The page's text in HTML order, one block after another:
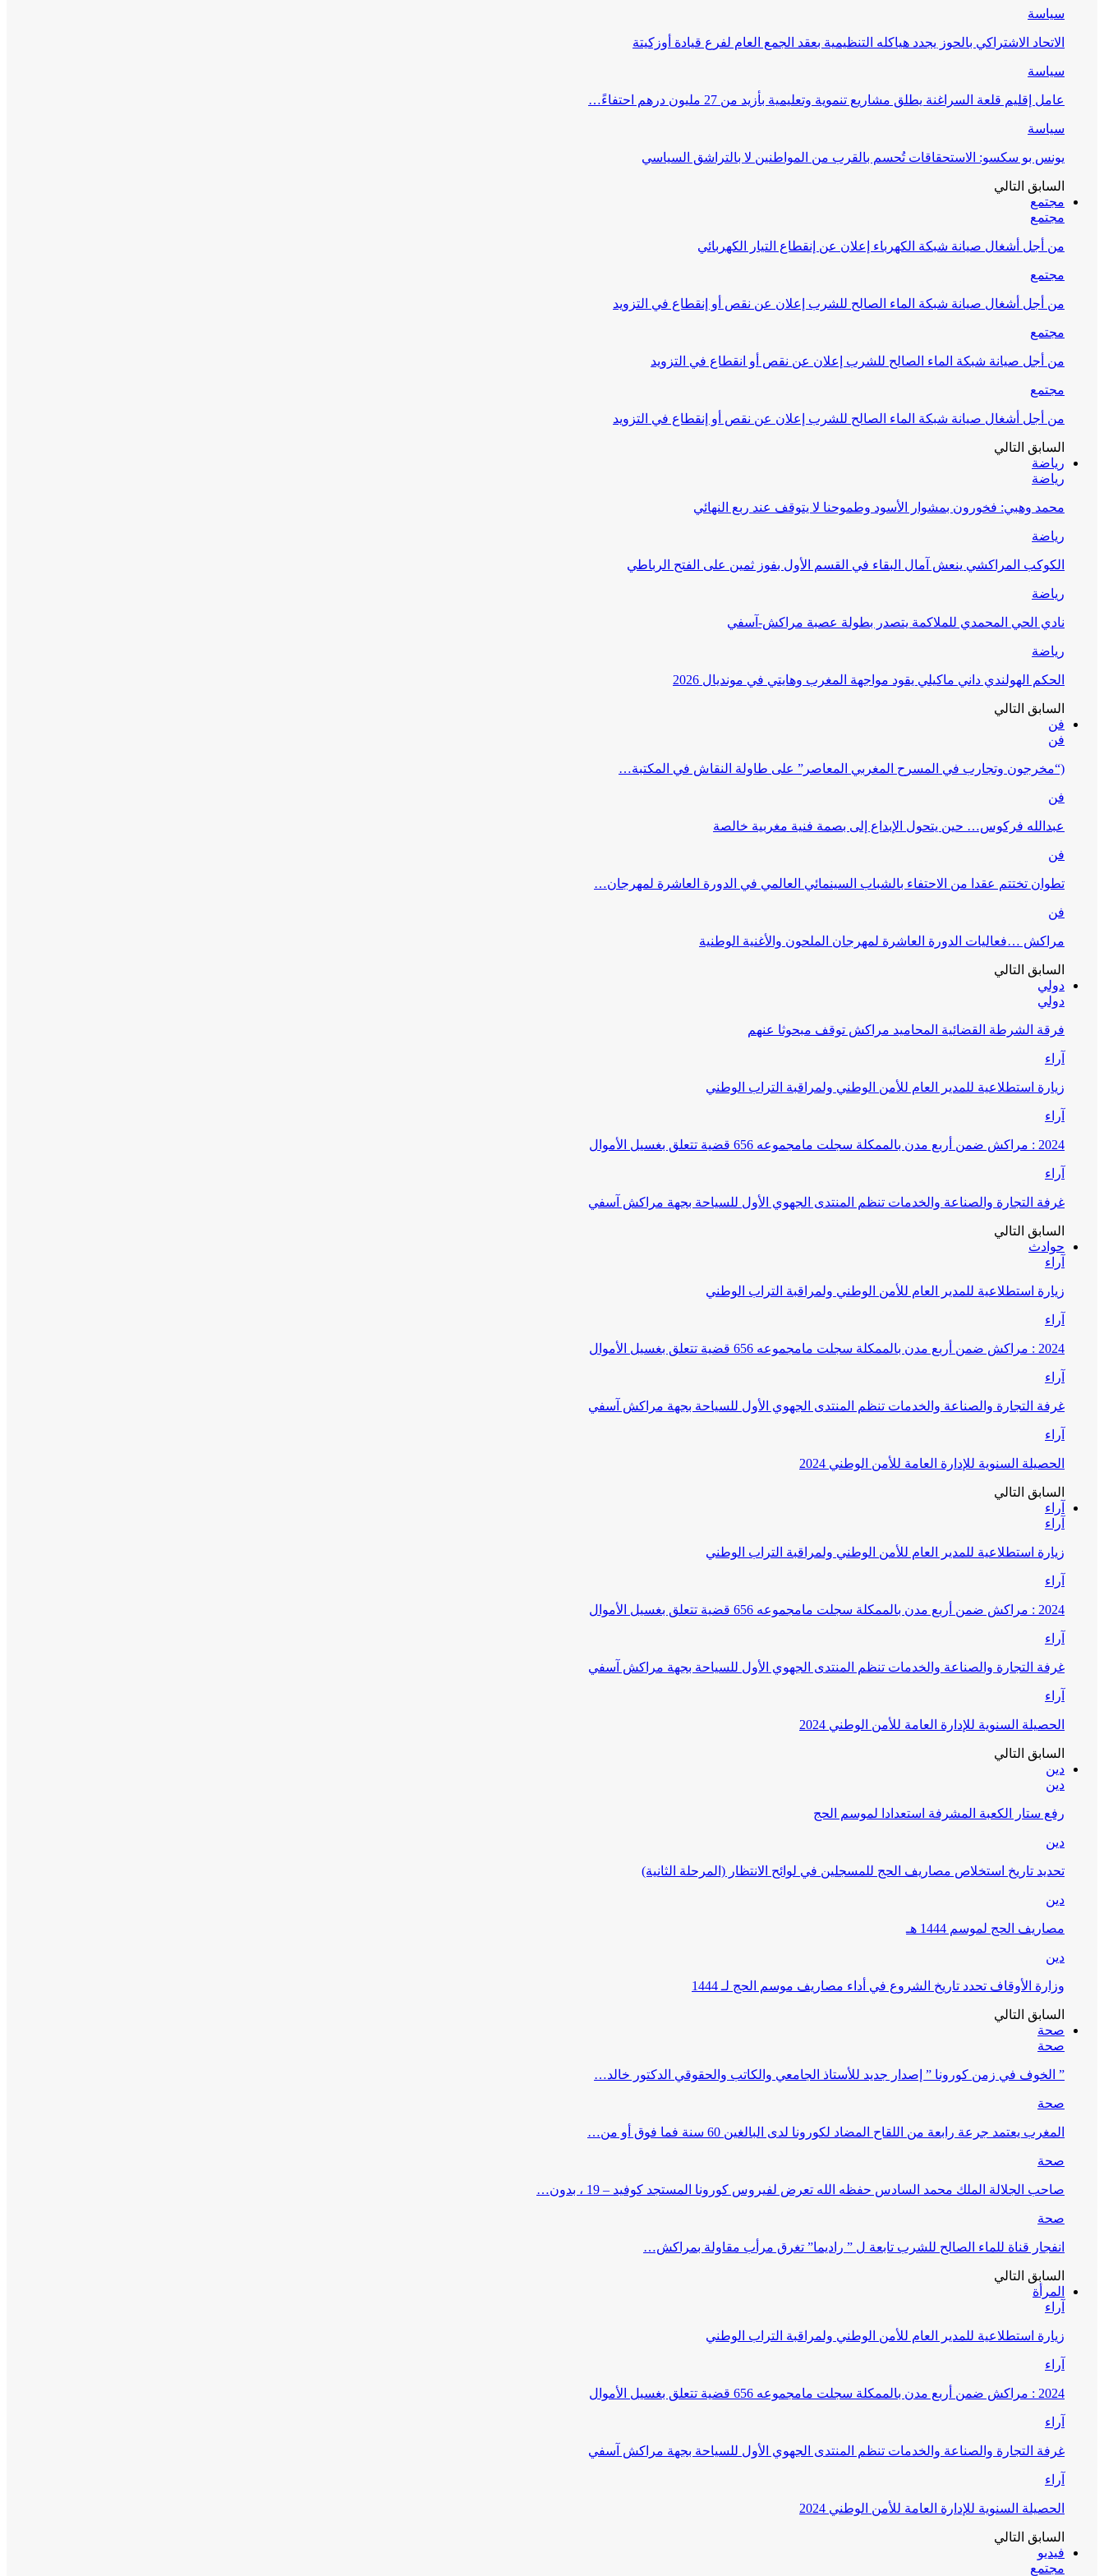
سياسة
الاتحاد الاشتراكي بالحوز يجدد هياكله التنظيمية بعقد الجمع العام لفرع قيادة أوزكيتة
سياسة
عامل إقليم قلعة السراغنة يطلق مشاريع تنموية وتعليمية بأزيد من 27 مليون درهم احتفاءً…
سياسة
يونس بو سكسو: الاستحقاقات تُحسم بالقرب من المواطنين لا بالتراشق السياسي
السابق التالي
مجتمع
مجتمع
من أجل أشغال صيانة شبكة الكهرباء إعلان عن إنقطاع التيار الكهربائي
مجتمع
من أجل أشغال صيانة شبكة الماء الصالح للشرب إعلان عن نقص أو إنقطاع في التزويد
مجتمع
من أجل صيانة شبكة الماء الصالح للشرب إعلان عن نقص أو انقطاع في التزويد
مجتمع
من أجل أشغال صيانة شبكة الماء الصالح للشرب إعلان عن نقص أو إنقطاع في التزويد
السابق التالي
رياضة
رياضة
محمد وهبي: فخورون بمشوار الأسود وطموحنا لا يتوقف عند ربع النهائي
رياضة
الكوكب المراكشي ينعش آمال البقاء في القسم الأول بفوز ثمين على الفتح الرباطي
رياضة
نادي الحي المحمدي للملاكمة يتصدر بطولة عصبة مراكش-آسفي
رياضة
الحكم الهولندي داني ماكيلي يقود مواجهة المغرب وهايتي في مونديال 2026
السابق التالي
فن
فن
(“مخرجون وتجارب في المسرح المغربي المعاصر” على طاولة النقاش في المكتبة…
فن
عبدالله فركوس… حين يتحول الإبداع إلى بصمة فنية مغربية خالصة
فن
تطوان تختتم عقدا من الاحتفاء بالشباب السينمائي العالمي في الدورة العاشرة لمهرجان…
فن
مراكش …فعاليات الدورة العاشرة لمهرجان الملحون والأغنية الوطنية
السابق التالي
دولي
دولي
فرقة الشرطة القضائية المحاميد مراكش توقف مبحوثا عنهم
آراء
زيارة استطلاعية للمدير العام للأمن الوطني ولمراقبة التراب الوطني
آراء
2024 : مراكش ضمن أربع مدن بالممكلة سجلت مامجموعه 656 قضية تتعلق بغسيل الأموال
آراء
غرفة التجارة والصناعة والخدمات تنظم المنتدى الجهوي الأول للسياحة بجهة مراكش آسفي
السابق التالي
حوادث
آراء
زيارة استطلاعية للمدير العام للأمن الوطني ولمراقبة التراب الوطني
آراء
2024 : مراكش ضمن أربع مدن بالممكلة سجلت مامجموعه 656 قضية تتعلق بغسيل الأموال
آراء
غرفة التجارة والصناعة والخدمات تنظم المنتدى الجهوي الأول للسياحة بجهة مراكش آسفي
آراء
الحصيلة السنوية للإدارة العامة للأمن الوطني 2024
السابق التالي
آراء
آراء
زيارة استطلاعية للمدير العام للأمن الوطني ولمراقبة التراب الوطني
آراء
2024 : مراكش ضمن أربع مدن بالممكلة سجلت مامجموعه 656 قضية تتعلق بغسيل الأموال
آراء
غرفة التجارة والصناعة والخدمات تنظم المنتدى الجهوي الأول للسياحة بجهة مراكش آسفي
آراء
الحصيلة السنوية للإدارة العامة للأمن الوطني 2024
السابق التالي
دين
دين
رفع ستار الكعبة المشرفة استعدادا لموسم الحج
دين
تحديد تاريخ استخلاص مصاريف الحج للمسجلين في لوائح الانتظار (المرحلة الثانية)
دين
مصاريف الحج لموسم 1444 هـ
دين
وزارة الأوقاف تحدد تاريخ الشروع في أداء مصاريف موسم الحج لـ 1444
السابق التالي
صحة
صحة
” الخوف في زمن كورونا ” إصدار جديد للأستاذ الجامعي والكاتب والحقوقي الدكتور خالد…
صحة
المغرب يعتمد جرعة رابعة من اللقاح المضاد لكورونا لدى البالغين 60 سنة فما فوق أو من…
صحة
صاحب الجلالة الملك محمد السادس حفظه الله تعرض لفيروس كورونا المستجد كوفيد – 19 ، بدون…
صحة
انفجار قناة للماء الصالح للشرب تابعة ل ” راديما” تغرق مرأب مقاولة بمراكش…
السابق التالي
المرأة
آراء
زيارة استطلاعية للمدير العام للأمن الوطني ولمراقبة التراب الوطني
آراء
2024 : مراكش ضمن أربع مدن بالممكلة سجلت مامجموعه 656 قضية تتعلق بغسيل الأموال
آراء
غرفة التجارة والصناعة والخدمات تنظم المنتدى الجهوي الأول للسياحة بجهة مراكش آسفي
آراء
الحصيلة السنوية للإدارة العامة للأمن الوطني 2024
السابق التالي
فيديو
مجتمع